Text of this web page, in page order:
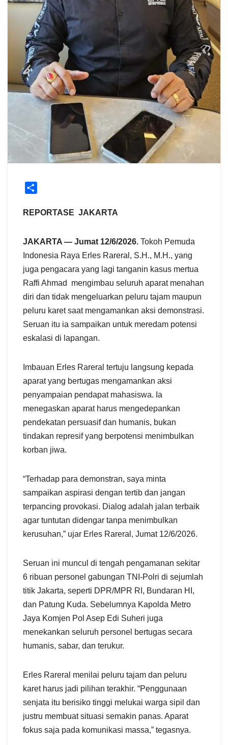
a
e
REPORTASE JAKARTA
JAKARTA — Jumat 12/6/2026. Tokoh Pemuda
Indonesia Raya Erles Rareral, S.H., M.H., yang
juga pengacara yang lagi tanganin kasus mertua
Raffi Ahmad mengimbau seluruh aparat menahan
diri dan tidak mengeluarkan peluru tajam maupun
peluru karet saat mengamankan aksi demonstrasi.
Seruan itu ia sampaikan untuk meredam potensi
eskalasi di lapangan.
Imbauan Erles Rareral tertuju langsung kepada
aparat yang bertugas mengamankan aksi
penyampaian pendapat mahasiswa. Ia
menegaskan aparat harus mengedepankan
pendekatan persuasif dan humanis, bukan
tindakan represif yang berpotensi menimbulkan
korban jiwa.
“Terhadap para demonstran, saya minta
sampaikan aspirasi dengan tertib dan jangan
terpancing provokasi. Dialog adalah jalan terbaik
agar tuntutan didengar tanpa menimbulkan
kerusuhan,” ujar Erles Rareral, Jumat 12/6/2026.
Seruan ini muncul di tengah pengamanan sekitar
6 ribuan personel gabungan TNI-Polri di sejumlah
titik Jakarta, seperti DPR/MPR RI, Bundaran HI,
dan Patung Kuda. Sebelumnya Kapolda Metro
Jaya Komjen Pol Asep Edi Suheri juga
menekankan seluruh personel bertugas secara
humanis, sabar, dan terukur.
Erles Rareral menilai peluru tajam dan peluru
karet harus jadi pilihan terakhir. “Penggunaan
senjata itu berisiko tinggi melukai warga sipil dan
justru membuat situasi semakin panas. Aparat
fokus saja pada komunikasi massa,” tegasnya.